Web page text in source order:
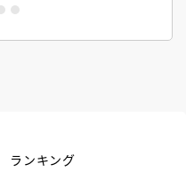
ランキング